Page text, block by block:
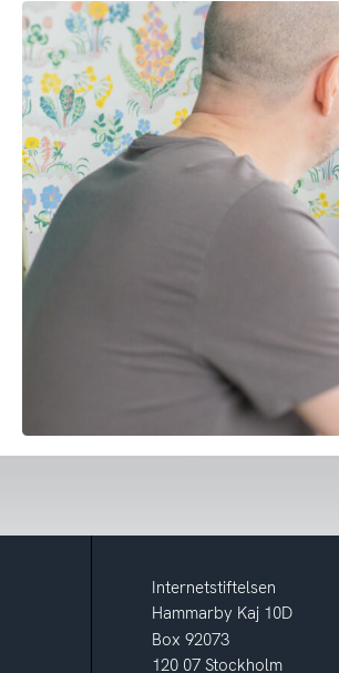
Internetstiftelsen
Hammarby Kaj 10D
Box 92073
120 07 Stockholm